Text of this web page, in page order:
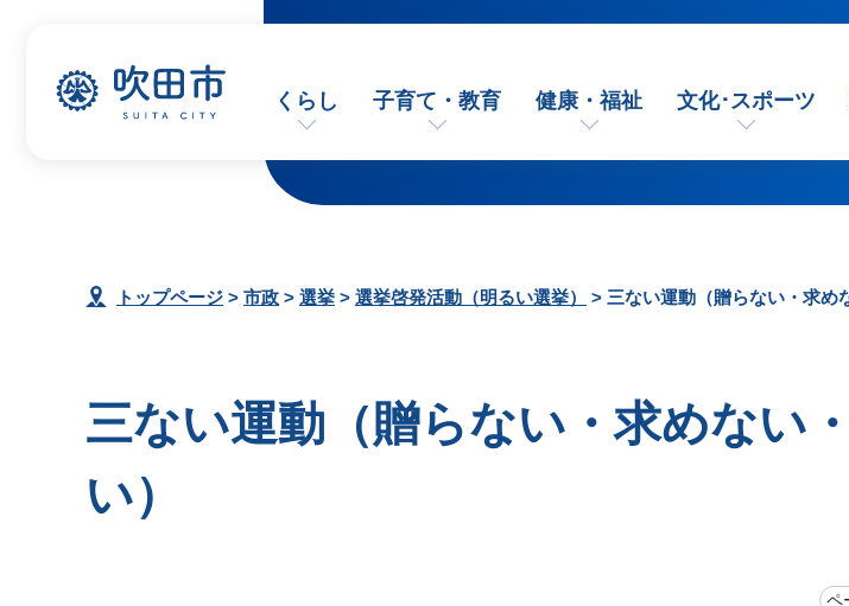
くらし 子育て・教育 健康・福祉 文化･スポーツ
トップページ > 市政 > 選挙 > 選挙啓発活動（明るい選挙） > 三ない運動（贈らない・求め
三ない運動（贈らない・求めない
い）
ペ